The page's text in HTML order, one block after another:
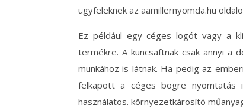
ügyfeleknek az aamillernyomda.hu
Ez például egy céges logót vagy a
termékre. A kuncsaftnak csak annyi a
munkához is látnak. Ha pedig az
felkapott a céges bögre nyomtatás
használatos. környezetkárosító